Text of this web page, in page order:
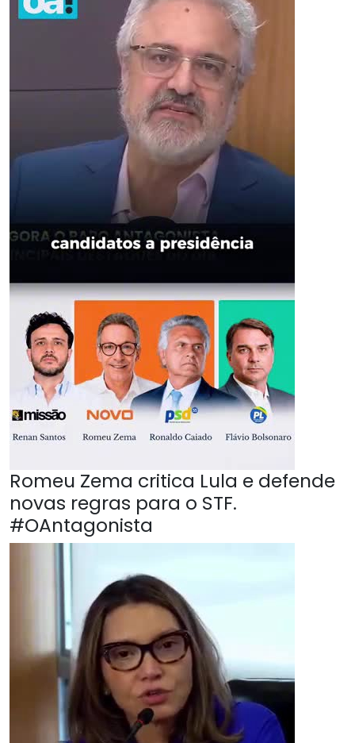
Romeu Zema critica Lula e defende
novas regras para o STF.
#OAntagonista